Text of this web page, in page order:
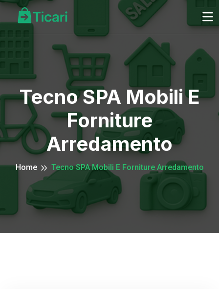
Tecno SPA Mobili E
Forniture
Arredamento
Home Tecno SPA Mobili E Forniture Arredamento